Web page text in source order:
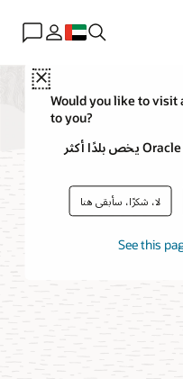
Close
Would you like to visit
to you?
هل ترغب في زيارة موقع ويب لـ Oracle يخص بلدًا أكثر
لا، شكرًا، سأبقى هنا
See this
حول
المؤقت